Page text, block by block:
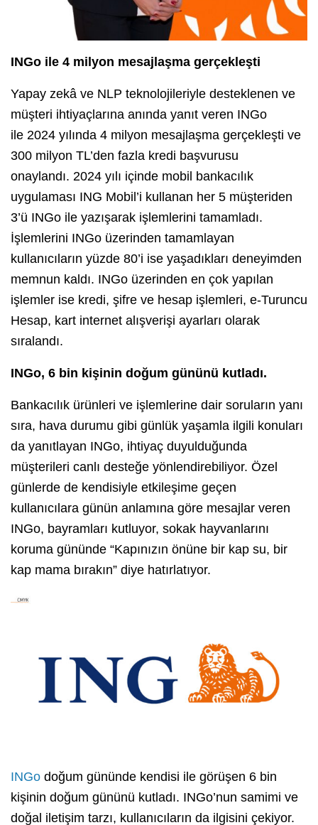
INGo ile 4 milyon mesajlaşma gerçekleşti
Yapay zekâ ve NLP teknolojileriyle desteklenen ve
müşteri ihtiyaçlarına anında yanıt veren INGo
ile 2024 yılında 4 milyon mesajlaşma gerçekleşti ve
300 milyon TL’den fazla kredi başvurusu
onaylandı. 2024 yılı içinde mobil bankacılık
uygulaması ING Mobil’i kullanan her 5 müşteriden
3’ü INGo ile yazışarak işlemlerini tamamladı.
İşlemlerini INGo üzerinden tamamlayan
kullanıcıların yüzde 80’i ise yaşadıkları deneyimden
memnun kaldı. INGo üzerinden en çok yapılan
işlemler ise kredi, şifre ve hesap işlemleri, e-Turuncu
Hesap, kart internet alışverişi ayarları olarak
sıralandı.
INGo, 6 bin kişinin doğum gününü kutladı.
Bankacılık ürünleri ve işlemlerine dair soruların yanı
sıra, hava durumu gibi günlük yaşamla ilgili konuları
da yanıtlayan INGo, ihtiyaç duyulduğunda
müşterileri canlı desteğe yönlendirebiliyor. Özel
günlerde de kendisiyle etkileşime geçen
kullanıcılara günün anlamına göre mesajlar veren
INGo, bayramları kutluyor, sokak hayvanlarını
koruma gününde “Kapınızın önüne bir kap su, bir
kap mama bırakın” diye hatırlatıyor.
INGo doğum gününde kendisi ile görüşen 6 bin
kişinin doğum gününü kutladı. INGo’nun samimi ve
doğal iletişim tarzı, kullanıcıların da ilgisini çekiyor.